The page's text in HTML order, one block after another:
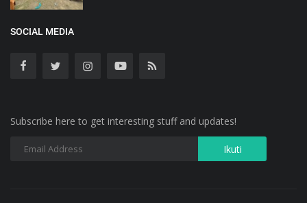
SOCIAL MEDIA
Subscribe here to get interesting stuff and updates!